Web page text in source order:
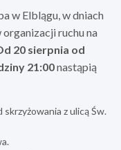
w Elblągu, w dniach
ruchu na
20 sierpnia od
21:00nastąpią
z ulicą Św.